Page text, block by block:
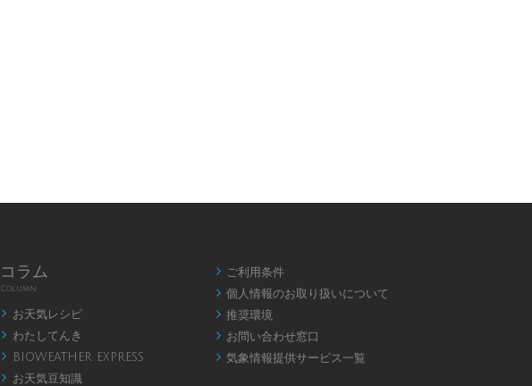
コラム
Column
 お天気レシピ
 わたしてんき
 BIOWEATHER EXPRESS
 お天気豆知識
 ご利用条件
 個人情報のお取り扱いについて
 推奨環境
 お問い合わせ窓口
 気象情報提供サービス一覧